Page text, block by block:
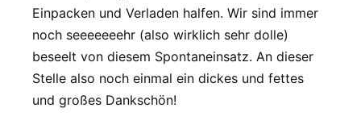
Einpacken und Verladen halfen. Wir sind immer
noch seeeeeeehr (also wirklich sehr dolle)
beseelt von diesem Spontaneinsatz. An dieser
Stelle also noch einmal ein dickes und fettes
und großes Dankschön!